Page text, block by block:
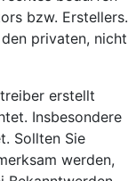
bzw. Erstellers.
privaten, nicht
erstellt
Insbesondere
Sollten Sie
werden,